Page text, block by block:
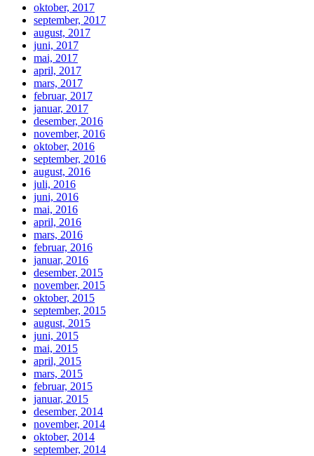
oktober, 2017
september, 2017
august, 2017
juni, 2017
mai, 2017
april, 2017
mars, 2017
februar, 2017
januar, 2017
desember, 2016
november, 2016
oktober, 2016
september, 2016
august, 2016
juli, 2016
juni, 2016
mai, 2016
april, 2016
mars, 2016
februar, 2016
januar, 2016
desember, 2015
november, 2015
oktober, 2015
september, 2015
august, 2015
juni, 2015
mai, 2015
april, 2015
mars, 2015
februar, 2015
januar, 2015
desember, 2014
november, 2014
oktober, 2014
september, 2014